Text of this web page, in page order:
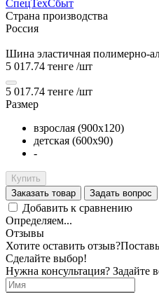
СпецТехСбыт
Страна производства
Россия
Шина эластичная полимерно-
5 017.74 тенге /шт
5 017.74 тенге /шт
Размер
взрослая (900х120)
детская (600х90)
-
Купить
Заказать товар
Задать вопрос
Добавить к сравнению
Определяем...
Отзывы
Хотите оставить отзыв?
Сделайте выбор!
Нужна консультация? Задайте